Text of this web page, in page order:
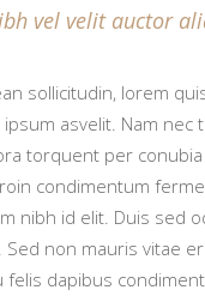
vel velit auctor
sollicitudin, lorem
asvelit. Nam
torquent per
condimentum
nibh id elit. Duis sed
non mauris vitae
dapibus